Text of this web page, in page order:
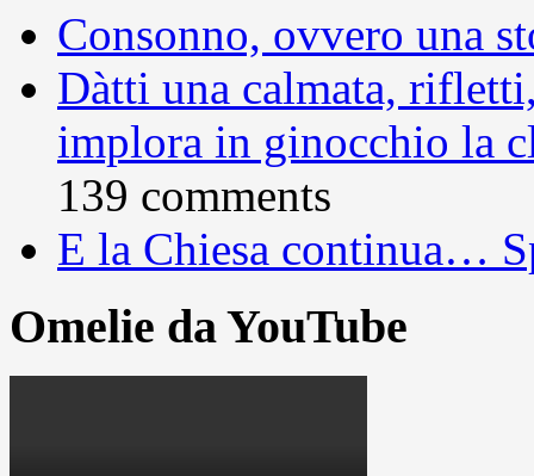
Consonno, ovvero una
Dàtti una calmata,
implora in ginocchio la
139 comments
E la Chiesa continua…
Omelie da YouTube